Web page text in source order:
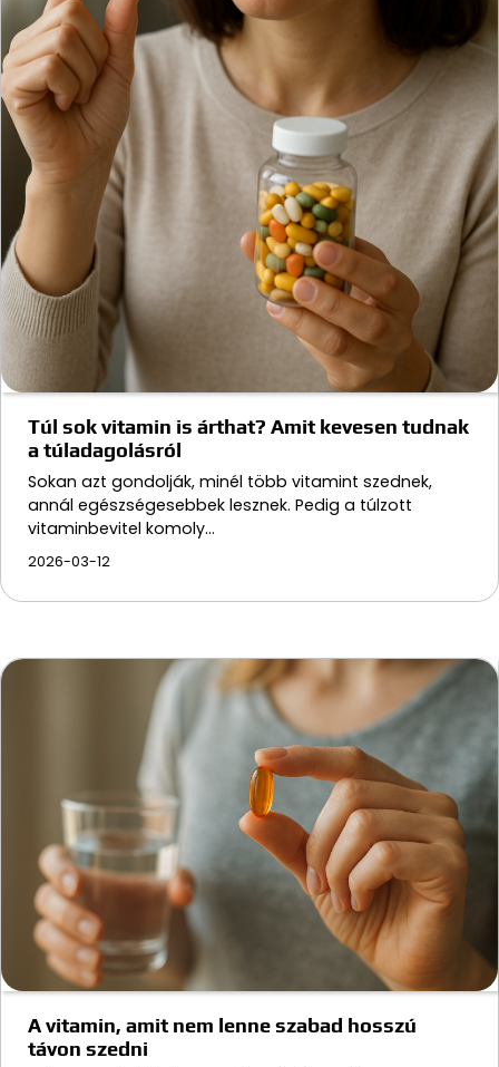
Túl sok vitamin is árthat? Amit kevesen tudnak
a túladagolásról
Sokan azt gondolják, minél több vitamint szednek,
annál egészségesebbek lesznek. Pedig a túlzott
vitaminbevitel komoly…
2026-03-12
A vitamin, amit nem lenne szabad hosszú
távon szedni